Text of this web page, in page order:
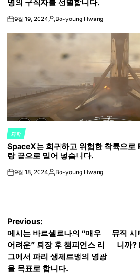
명의 구직자를 선별합니다.
on9월 19, 2024Posted
Bo-young Hwang
POSTED
IN
과학
SpaceX는 희귀하고 위험한 착륙으로
랑 끝으로 밀어 넣습니다.
on9월 18, 2024Posted
Bo-young Hwang
글
탐
색
Previous:
메시는 바르셀로나의 “매우
어려운” 퇴장 후 챔피언스 리
그에서 파리 생제르맹의 영광
을 목표로 합니다.
뮤직 시
니까?